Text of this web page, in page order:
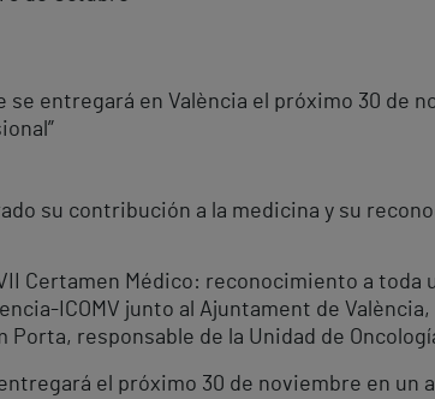
se entregará en València el próximo 30 de
su contribución a la medicina y su
Certamen Médico: reconocimiento a
ICOMV junto al Ajuntament de
Porta, responsable de la Unidad de
el próximo 30 de noviembre en un